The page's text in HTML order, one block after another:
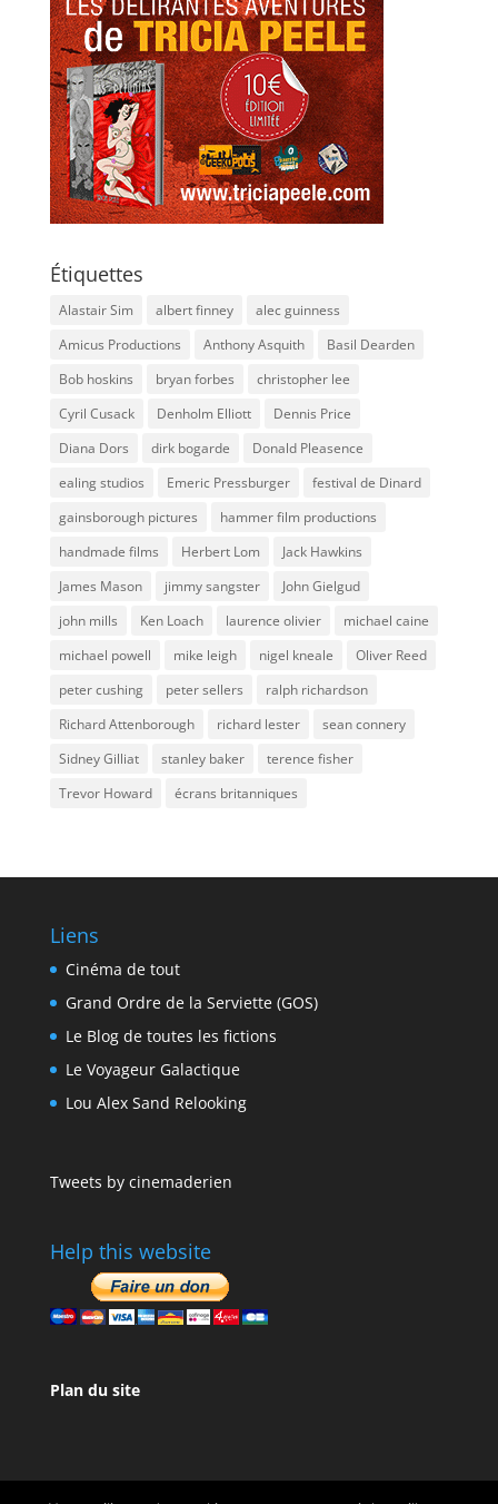
Étiquettes
Alastair Sim albert finney
alec guinness
Amicus Productions
Anthony Asquith
Basil Dearden
Bob hoskins
bryan forbes
christopher lee
Cyril Cusack
Denholm Elliott
Dennis Price
Diana Dors
dirk bogarde
Donald Pleasence
ealing studios
Emeric Pressburger
festival de Dinard
gainsborough pictures
hammer film productions
handmade films
Herbert Lom
Jack Hawkins
James Mason
jimmy sangster
John Gielgud
john mills
Ken Loach laurence olivier
michael caine
michael powell
mike leigh nigel kneale
Oliver Reed
peter cushing
peter sellers
ralph richardson
Richard Attenborough
richard lester
sean connery
Sidney Gilliat
stanley baker
terence fisher
Trevor Howard
écrans britanniques
Liens
Cinéma de tout
Grand Ordre de la Serviette (GOS)
Le Blog de toutes les fictions
Le Voyageur Galactique
Lou Alex Sand Relooking
Tweets by cinemaderien
Help this website
Plan du site